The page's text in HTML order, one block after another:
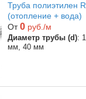
Труба полиэтилен
(отопление + вода)
От0 руб./м
Диаметр трубы (d):
мм, 40 мм